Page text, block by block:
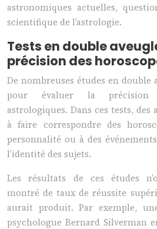
astronomiques actuelles,
scientifique de l’astrologie.
Tests en double
précision des
De nombreuses études en double
pour évaluer la précision
astrologiques. Dans ces tests,
à faire correspondre des
personnalité ou à des
l’identité des sujets.
Les résultats de ces études
montré de taux de réussite
aurait produit. Par exemple,
psychologue Bernard Silverman